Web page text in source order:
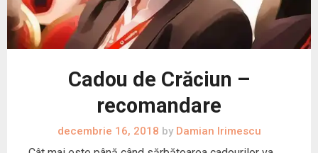
Cadou de Crăciun –
recomandare
decembrie 16, 2018 byDamian Irimescu